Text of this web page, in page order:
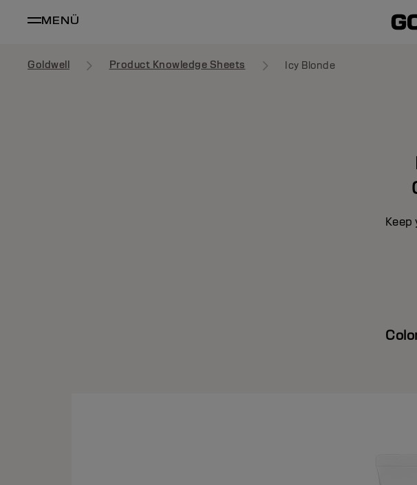
MENÜ
Goldwell Product Knowledge Sheets Icy Blonde